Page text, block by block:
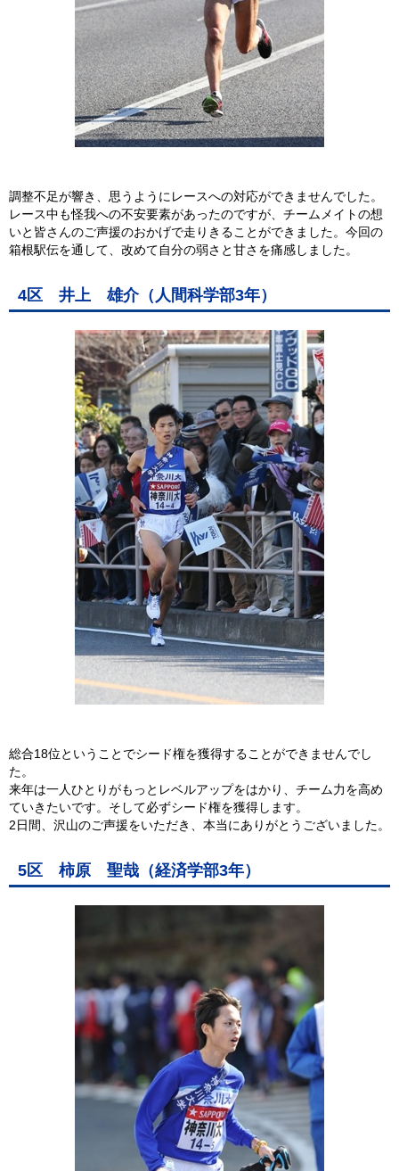
調整不足が響き、思うようにレースへの対応ができませんでした。
レース中も怪我への不安要素があったのですが、チームメイトの想
いと皆さんのご声援のおかげで走りきることができました。今回の
箱根駅伝を通して、改めて自分の弱さと甘さを痛感しました。
4区 井上 雄介（人間科学部3年）
総合18位ということでシード権を獲得することができませんでし
た。
来年は一人ひとりがもっとレベルアップをはかり、チーム力を高め
ていきたいです。そして必ずシード権を獲得します。
2日間、沢山のご声援をいただき、本当にありがとうございました。
5区 柿原 聖哉（経済学部3年）